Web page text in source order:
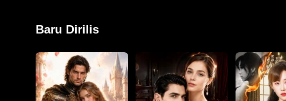
Baru Dirilis